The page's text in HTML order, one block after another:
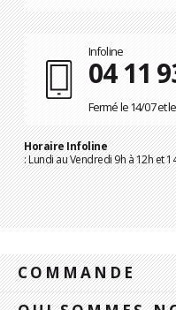
Infoline
04 11
Fermé le 14/07 et
Horaire Infoline
: Lundi au Vendredi 9h à 12h et
COMMANDE